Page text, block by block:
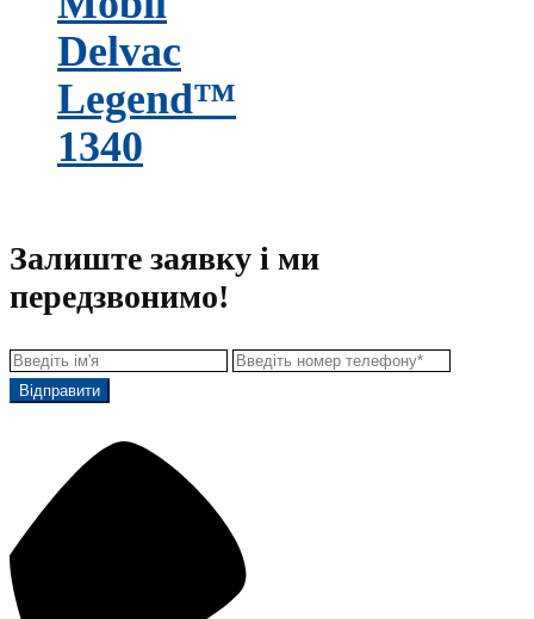
Delvac
Legend™
1340
Залиште заявку і ми
передзвонимо!
Відправити